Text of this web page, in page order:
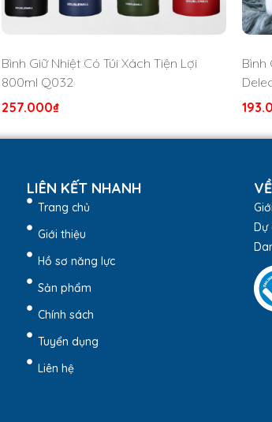
ấn
Nắp mở còn có nút khoá để tránh việc nắp
Bình Giữ Nhiệt Có Túi Xách Tiện Lợi
800ml Q032
257.000₫
Bình
LIÊN KẾT NHANH
Trang chủ
Giới thiệu
Hồ sơ năng lực
Sản phẩm
Chính sách
Tuyển dụng
Liên hệ
Dự